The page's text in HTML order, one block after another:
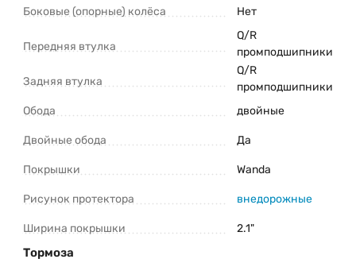
Боковые (опорные) колёса Нет
Передняя втулка
Q/R
промподшипники
Задняя втулка
Q/R
промподшипники
Обода
двойные
Двойные обода Да
Покрышки Wanda
Рисунок протектора внедорожные
Ширина покрышки 2.1"
Тормоза